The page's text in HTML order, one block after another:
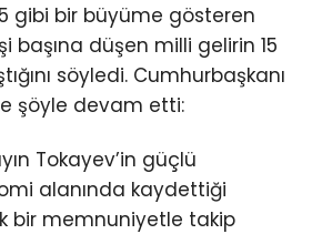
gibi bir büyüme gösteren
başına düşen milli gelirin 15
söyledi. Cumhurbaşkanı
şöyle devam etti:
Tokayev’in güçlü
alanında kaydettiği
bir memnuniyetle takip